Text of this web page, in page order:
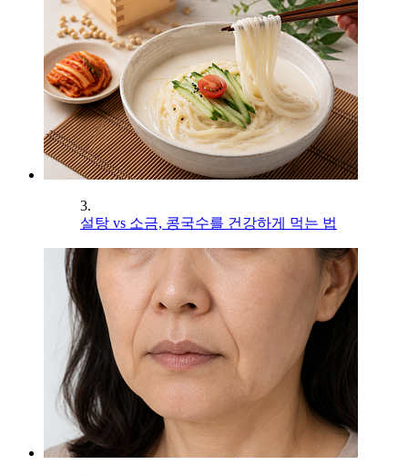
3.
설탕 vs 소금, 콩국수를 건강하게 먹는 법